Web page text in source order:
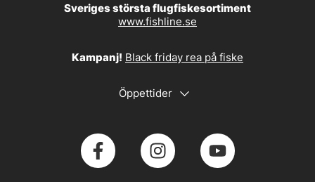
Sveriges största flugfiskesortiment
www.fishline.se
Kampanj! Black friday rea på fiske
Öppettider